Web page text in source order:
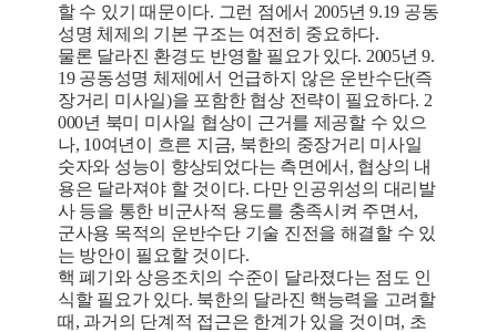
할 수 있기 때문이다. 그런 점에서 2005년 9.19 공동
성명 체제의 기본 구조는 여전히 중요하다.
물론 달라진 환경도 반영할 필요가 있다. 2005년 9.
19 공동성명 체제에서 언급하지 않은 운반수단(즉
장거리 미사일)을 포함한 협상 전략이 필요하다. 2
000년 북미 미사일 협상이 근거를 제공할 수 있으
나, 10여년이 흐른 지금, 북한의 중장거리 미사일
숫자와 성능이 향상되었다는 측면에서, 협상의 내
용은 달라져야 할 것이다. 다만 인공위성의 대리발
사 등을 통한 비군사적 용도를 충족시켜 주면서,
군사용 목적의 운반수단 기술 진전을 해결할 수 있
는 방안이 필요할 것이다.
핵 폐기와 상응조치의 수준이 달라졌다는 점도 인
식할 필요가 있다. 북한의 달라진 핵능력을 고려할
때, 과거의 단계적 접근은 한계가 있을 것이며, 초